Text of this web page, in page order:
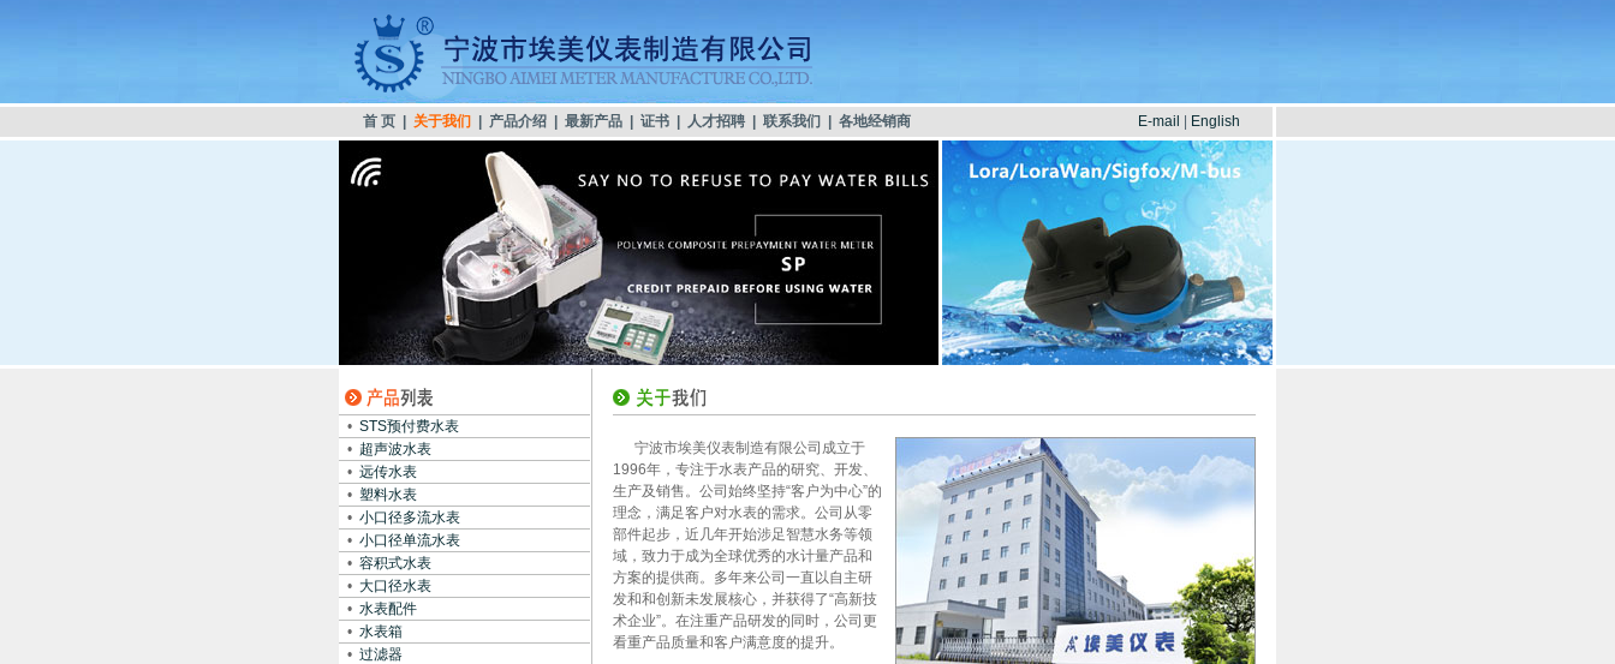
首 页 关于我们 产品介绍 最新产品 证书 人才招聘 联系我们 各地经销商 E-mail English
• STS预付费水表
• 超声波水表
• 远传水表
• 塑料水表
• 小口径多流水表
• 小口径单流水表
• 容积式水表
• 大口径水表
• 水表配件
• 水表箱
• 过滤器
宁波市埃美仪表制造有限公司成立于
1996年，专注于水表产品的研究、开发、
生产及销售。公司始终坚持“客户为中心”的
理念，满足客户对水表的需求。公司从零
部件起步，近几年开始涉足智慧水务等领
域，致力于成为全球优秀的水计量产品和
方案的提供商。多年来公司一直以自主研
发和和创新未发展核心，并获得了“高新技
术企业”。在注重产品研发的同时，公司更
看重产品质量和客户满意度的提升。